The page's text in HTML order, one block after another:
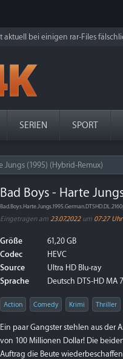
aktuell bei einigen rar-Files
SERIEN SPORT
Jungs (1995) (Hybrid-Remux)
Bad Boys - Harte
Eingetragen am 23.07.2022um 07:27 Uhr
Größe
61,20 GB
Codec
HEVC
Source
Ultra HD Blu-ray
Sprache
Deutsch DTS-HD MA
Action Comedy Krimi Thriller
Ein paar Gangster stehlen aus der
von 100 Millionen Dollar! Die
Auftrag die Beute